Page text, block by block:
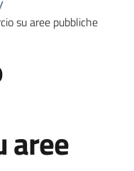
su aree pubbliche
aree